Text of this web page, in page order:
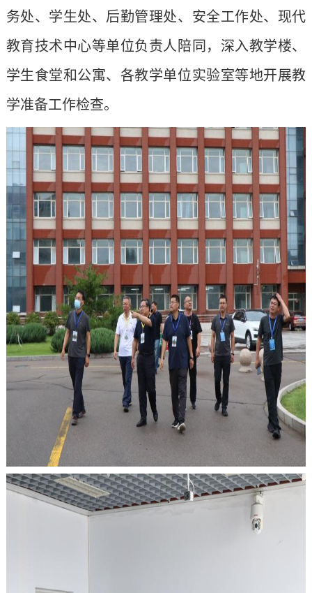
理
科
字
工
作
委
公
室
工
作
务处、学生处、后勤管理处、安全工作处、现代
教育技术中心等单位负责人陪同，深入教学楼、
学生食堂和公寓、各教学单位实验室等地开展教
学准备工作检查。